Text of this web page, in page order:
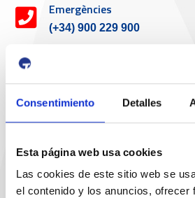
Consentimiento Detalles
Esta página web usa cookies
Las cookies de este sitio web se
el contenido y los anuncios, ofrecer
Emergències
(+34) 900 229 900
Servei d'atenció al client
Email de contacte
sac@porttarragona.cat